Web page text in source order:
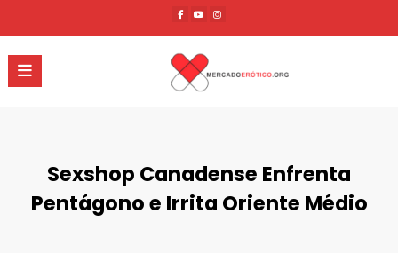
o
conteúdo
Sexshop Canadense Enfrenta
Pentágono e Irrita Oriente Médio